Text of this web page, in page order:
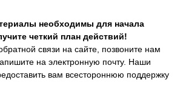
необходимы для начала
четкий план действий!
связи на сайте, позвоните нам
на электронную почту. Наши
вам всестороннюю поддержку